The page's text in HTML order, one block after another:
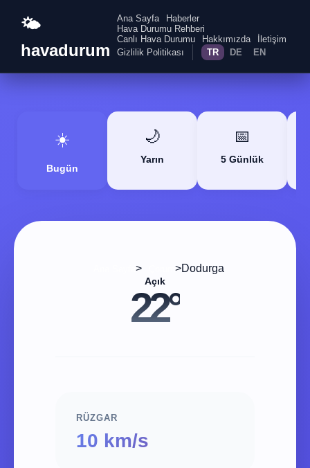
🌤️
havadurum
Ana Sayfa
Haberler
Hava Durumu Rehberi
Canlı Hava Durumu
Hakkımızda
İletişim
Gizlilik Politikası
TR DE EN
☀️
Bugün
🌙
Yarın
📅
5 Günlük
> >Dodurga
Açık
22°
RÜZGAR
10 km/s